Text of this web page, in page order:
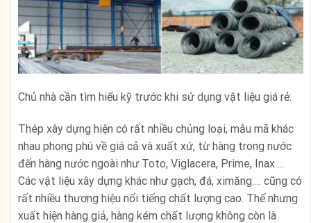
Chủ nhà cần tìm hiểu kỹ trước khi sử dụng vật liệu giá rẻ:
Thép xây dựng hiện có rất nhiều chủng loại, mẫu mã khác
nhau phong phú về giá cả và xuất xứ, từ hàng trong nước
đến hàng nước ngoài như Toto, Viglacera, Prime, Inax….
Các vật liệu xây dựng khác như gạch, đá, ximăng…. cũng có
rất nhiều thương hiệu nổi tiếng chất lượng cao. Thế nhưng
xuất hiện hàng giả, hàng kém chất lượng không còn là